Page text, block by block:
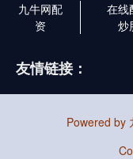
九牛网配
资
在线
炒
友情链接：
Powered by